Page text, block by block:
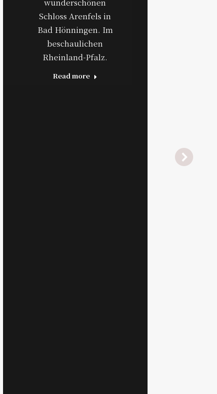
wunderschönen
Schloss Arenfels in
Bad Hönningen. Im
beschaulichen
Rheinland-Pfalz.
Read more